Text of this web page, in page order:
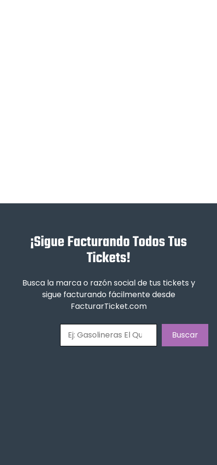
¡Sigue Facturando Todos Tus
Tickets!
Busca la marca o razón social de tus tickets y
sigue facturando fácilmente desde
FacturarTicket.com
Buscar
Buscar